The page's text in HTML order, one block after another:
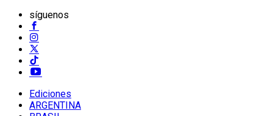
síguenos
Ediciones
ARGENTINA